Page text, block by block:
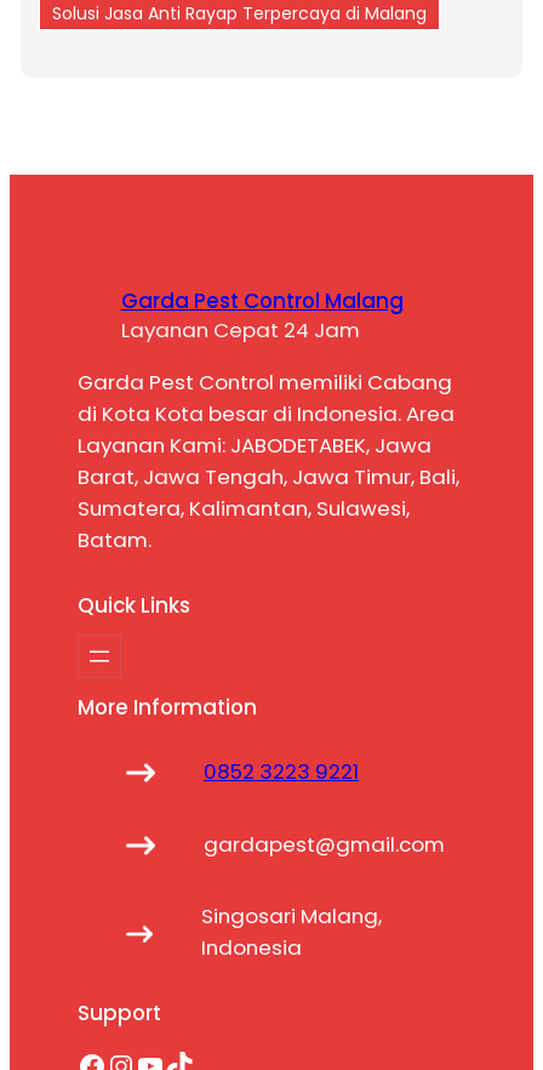
Solusi Jasa Anti Rayap Terpercaya di Malang
Garda Pest Control Malang
Layanan Cepat 24 Jam
Garda Pest Control memiliki Cabang
di Kota Kota besar di Indonesia. Area
Layanan Kami: JABODETABEK, Jawa
Barat, Jawa Tengah, Jawa Timur, Bali,
Sumatera, Kalimantan, Sulawesi,
Batam.
Quick Links
More Information
0852 3223 9221
gardapest@gmail.com
Singosari Malang,
Indonesia
Support